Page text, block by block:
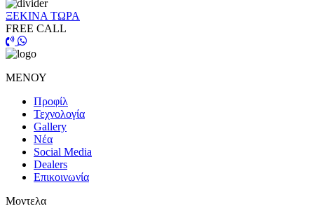
ΞΕΚΙΝΑ ΤΩΡΑ
FREE CALL
ΜΕΝΟΥ
Προφίλ
Τεχνολογία
Gallery
Νέα
Social Media
Dealers
Επικοινωνία
Μοντελα